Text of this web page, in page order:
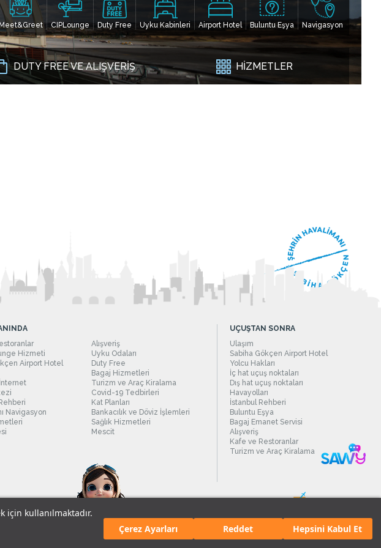
için kullanılmaktadır.
Çerez Ayarları Reddet Hepsini Kabul Et
CIPLounge Duty Free Uyku Kabinleri Airport Hotel Buluntu Eşya Navigasyon
DUTY FREE VE ALIŞVERİŞ HİZMETLER
Alışveriş
Hizmeti
Uyku Odaları
Airport Hotel
Duty Free
Bagaj Hizmetleri
Turizm ve Araç Kiralama
Covid-19 Tedbirleri
Kat Planları
Navigasyon
Bankacılık ve Döviz İşlemleri
Sağlık Hizmetleri
Mescit
UÇUŞTAN SONRA
Ulaşım
Sabiha Gökçen Airport Hotel
Yolcu Hakları
İç hat uçuş noktaları
Dış hat uçuş noktaları
Havayolları
İstanbul Rehberi
Buluntu Eşya
Bagaj Emanet Servisi
Alışveriş
Kafe ve Restoranlar
Turizm ve Araç Kiralama